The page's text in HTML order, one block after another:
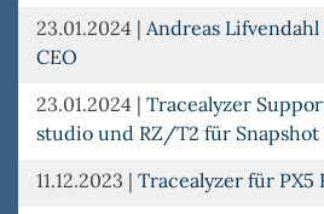
23.01.2024 | Andreas Lifvendahl
CEO
23.01.2024 | Tracealyzer
studio und RZ/T2 für
11.12.2023 | Tracealyzer für PX5